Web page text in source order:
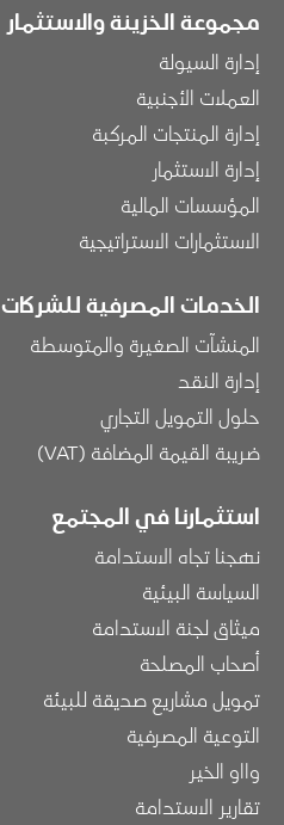
مجموعة الخزينة والاستثمار
إدارة السيولة
العملات الأجنبية
إدارة المنتجات المركبة
إدارة الاستثمار
المؤسسات المالية
الاستثمارات الاستراتيجية
الخدمات المصرفية للشركات
المنشآت الصغيرة والمتوسطة
إدارة النقد
حلول التمويل التجاري
ضريبة القيمة المضافة (VAT)
استثمارنا في المجتمع
نهجنا تجاه الاستدامة
السياسة البيئية
ميثاق لجنة الاستدامة
أصحاب المصلحة
تمويل مشاريع صديقة للبيئة
التوعية المصرفية
وااو الخير
تقارير الاستدامة